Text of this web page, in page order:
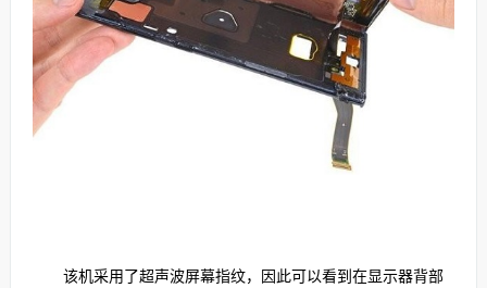
该机采用了超声波屏幕指纹，因此可以看到在显示器背部